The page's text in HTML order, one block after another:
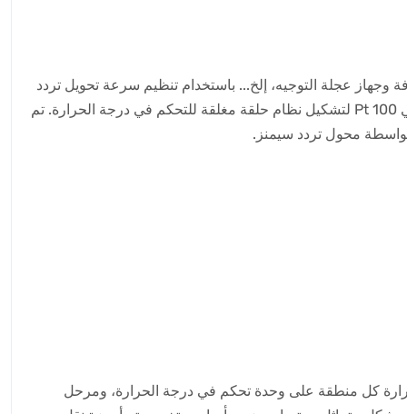
وجهاز عجلة التوجيه، إلخ... باستخدام تنظيم سرعة تحويل تردد
المحرك المتردد، يعتمد التحكم في درجة حرارة كل منطقة على وحدة التحكم في درجة الحرارة، مرحل الحالة الصلبة، الثرمستور البلاتيني Pt 100 لتشكيل نظام حلقة مغلقة للتحكم في درجة الحرارة. تم
محول تردد سيمنز.
كل منطقة على وحدة تحكم في درجة الحرارة، ومرحل